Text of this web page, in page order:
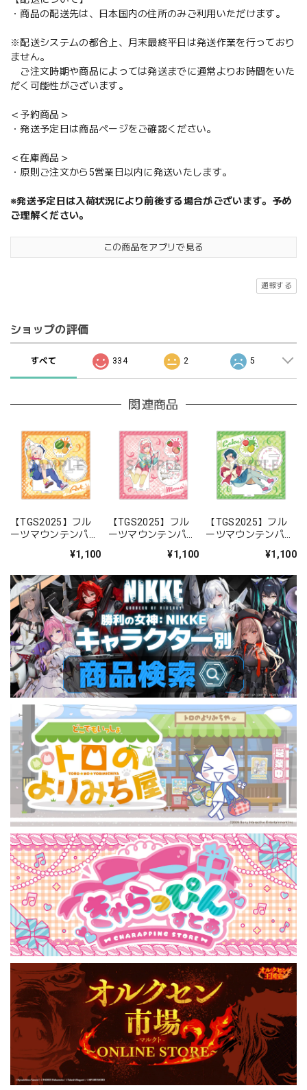
・商品の配送先は、日本国内の住所のみご利用いただけます。
※配送システムの都合上、月末最終平日は発送作業を行っており
ません。
ご注文時期や商品によっては発送までに通常よりお時間をいた
だく可能性がございます。
＜予約商品＞
・発送予定日は商品ページをご確認ください。
＜在庫商品＞
・原則ご注文から5営業日以内に発送いたします。
※発送予定日は入荷状況により前後する場合がございます。予め
ご理解ください。
この商品をアプリで見る
通報する
ショップの評価
すべて 334 2 5
関連商品
【TGS2025】フル
ーツマウンテンパー
¥1,100
【TGS2025】フル
ーツマウンテンパー
¥1,100
【TGS2025】フル
ーツマウンテンパー
¥1,100